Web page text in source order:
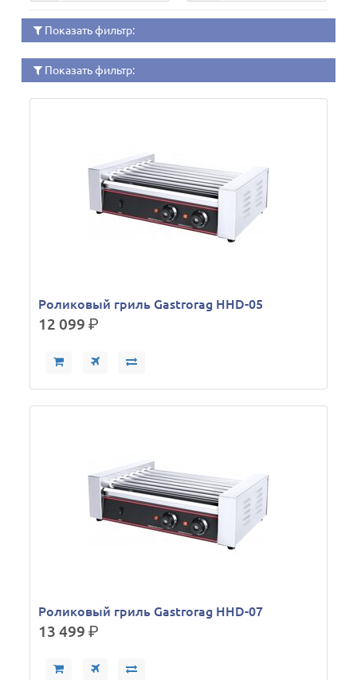
Показать фильтр:
Показать фильтр:
Роликовый гриль Gastrorag HHD-05
12 099р.
Роликовый гриль Gastrorag HHD-07
13 499р.